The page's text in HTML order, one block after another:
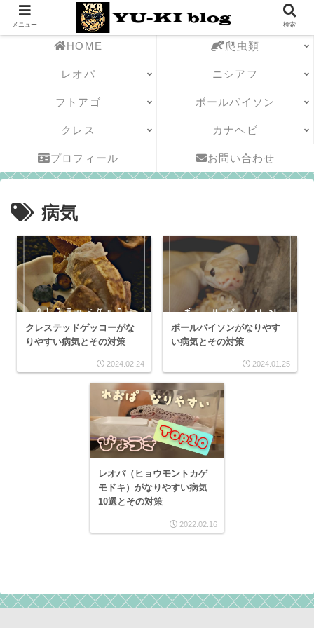
HOME 爬虫類
レオパ ニシアフ
フトアゴ ボールパイソン
クレス カナヘビ
プロフィール お問い合わせ
病気
クレステッドゲッコーがな
りやすい病気とその対策
2024.02.24
ボールパイソンがなりやす
い病気とその対策
2024.01.25
レオパ（ヒョウモントカゲ
モドキ）がなりやすい病気
10選とその対策
2022.02.16
メニュー 検索